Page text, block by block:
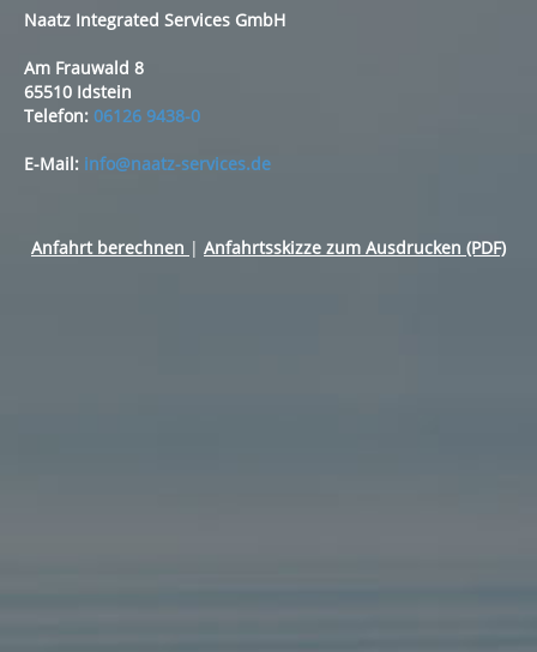
Naatz Integrated Services GmbH
Am Frauwald 8
65510 Idstein
Telefon: 06126 9438-0
E-Mail: info@naatz-services.de
Anfahrt berechnen | Anfahrtsskizze zum Ausdrucken (PDF)